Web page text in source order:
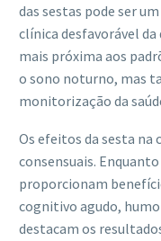
das sestas pode ser
clínica desfavorável da
mais próxima aos
o sono noturno, mas
monitorização da
Os efeitos da sesta na
consensuais.
proporcionam
cognitivo agudo,
destacam os